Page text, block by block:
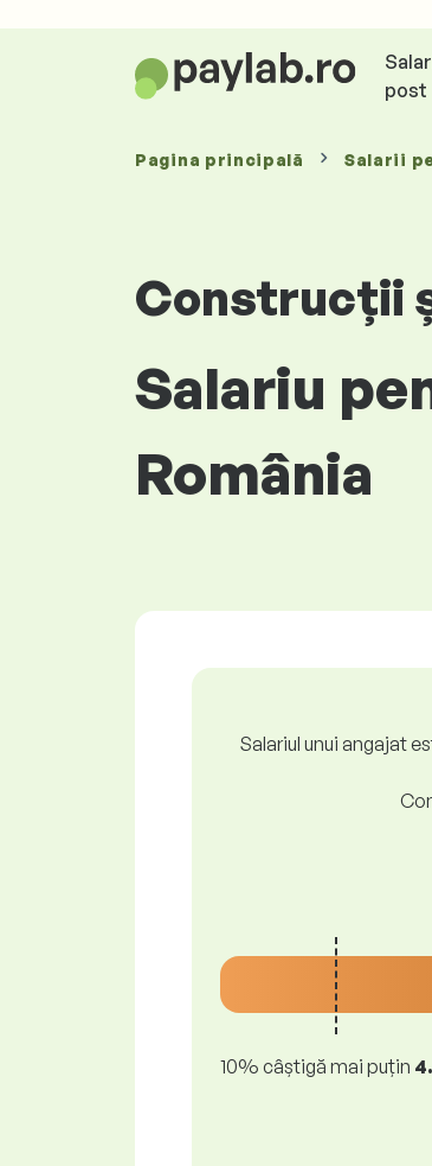
post
Pagina principală Salarii
Construcții
Salariu
România
Salariul unui angajat
10% câștigă mai puțin